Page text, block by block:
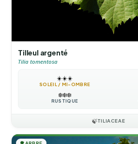
Tilleul argenté
Tilia tomentosa
☀️☀️☀️
SOLEIL / MI-OMBRE
❄️❄️❄️
RUSTIQUE
🍃TILIACEAE